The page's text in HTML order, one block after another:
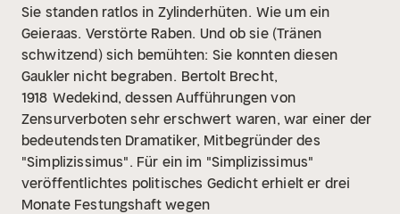
Sie standen ratlos in Zylinderhüten. Wie um ein
Geieraas. Verstörte Raben. Und ob sie (Tränen
schwitzend) sich bemühten: Sie konnten diesen
Gaukler nicht begraben. Bertolt Brecht,
1918 Wedekind, dessen Aufführungen von
Zensurverboten sehr erschwert waren, war einer der
bedeutendsten Dramatiker, Mitbegründer des
"Simplizissimus". Für ein im "Simplizissimus"
veröffentlichtes politisches Gedicht erhielt er drei
Monate Festungshaft wegen